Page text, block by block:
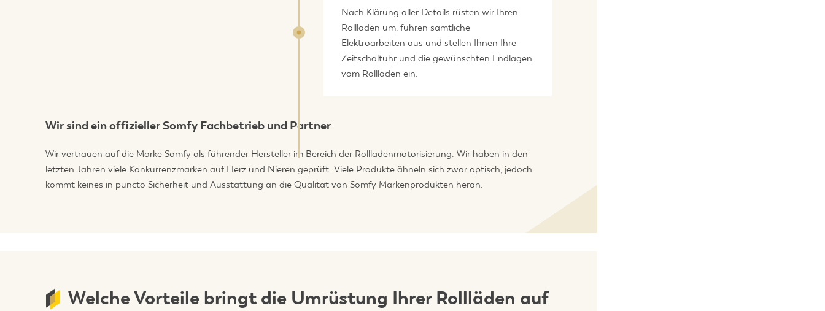
Nach Klärung aller Details rüsten wir Ihren
Rollladen um, führen sämtliche
Elektroarbeiten aus und stellen Ihnen Ihre
Zeitschaltuhr und die gewünschten Endlagen
vom Rollladen ein.
Wir sind ein offizieller Somfy Fachbetrieb und Partner
Wir vertrauen auf die Marke Somfy als führender Hersteller im Bereich der Rollladenmotorisierung. Wir haben in den
letzten Jahren viele Konkurrenzmarken auf Herz und Nieren geprüft. Viele Produkte ähneln sich zwar optisch, jedoch
kommt keines in puncto Sicherheit und Ausstattung an die Qualität von Somfy Markenprodukten heran.
Welche Vorteile bringt die Umrüstung Ihrer Rollläden auf